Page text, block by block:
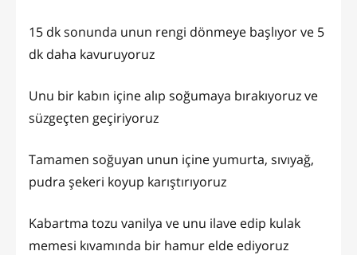
15 dk sonunda unun rengi dönmeye başlıyor ve 5
dk daha kavuruyoruz
Unu bir kabın içine alıp soğumaya bırakıyoruz ve
süzgeçten geçiriyoruz
Tamamen soğuyan unun içine yumurta, sıvıyağ,
pudra şekeri koyup karıştırıyoruz
Kabartma tozu vanilya ve unu ilave edip kulak
memesi kıvamında bir hamur elde ediyoruz